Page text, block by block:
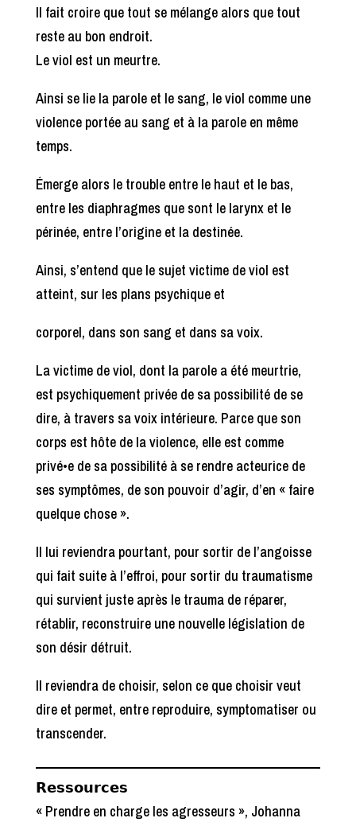
Il fait croire que tout se mélange alors que tout
reste au bon endroit.
Le viol est un meurtre.
Ainsi se lie la parole et le sang, le viol comme une
violence portée au sang et à la parole en même
temps.
Émerge alors le trouble entre le haut et le bas,
entre les diaphragmes que sont le larynx et le
périnée, entre l’origine et la destinée.
Ainsi, s’entend que le sujet victime de viol est
atteint, sur les plans psychique et
corporel, dans son sang et dans sa voix.
La victime de viol, dont la parole a été meurtrie,
est psychiquement privée de sa possibilité de se
dire, à travers sa voix intérieure. Parce que son
corps est hôte de la violence, elle est comme
privé•e de sa possibilité à se rendre acteurice de
ses symptômes, de son pouvoir d’agir, d’en « faire
quelque chose ».
Il lui reviendra pourtant, pour sortir de l’angoisse
qui fait suite à l’effroi, pour sortir du traumatisme
qui survient juste après le trauma de réparer,
rétablir, reconstruire une nouvelle législation de
son désir détruit.
Il reviendra de choisir, selon ce que choisir veut
dire et permet, entre reproduire, symptomatiser ou
transcender.
𝗥𝗲𝘀𝘀𝗼𝘂𝗿𝗰𝗲𝘀
« Prendre en charge les agresseurs », Johanna